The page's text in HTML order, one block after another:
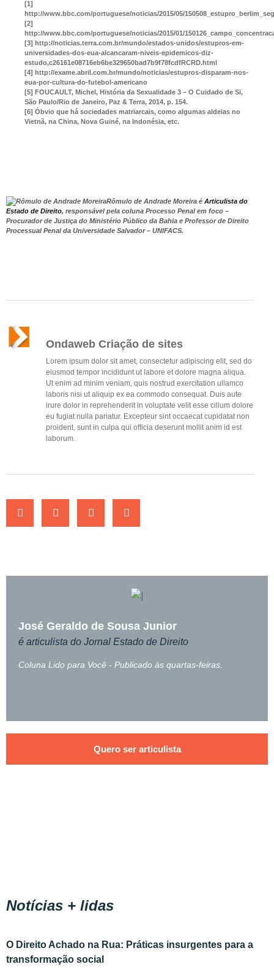
[1]
http://www.bbc.com/portuguese/noticias/2015/05/
[2]
http://www.bbc.com/portuguese/noticias/2015/01/
[3] http://noticias.terra.com.br/mundo/estados-unidos/estupros-em-
universidades-dos-eua-alcancaram-niveis-epidemicos-diz-
estudo,c26161e08716eb6be329650bad7b9f78fcdfRCRD.html
[4] http://exame.abril.com.br/mundo/noticias/estupros-disparam-nos-
eua-por-cultura-do-futebol-americano
[5] FOUCAULT, Michel, História da Sexualidade 3 – O Cuidado de Si,
São Paulo/Rio de Janeiro, Paz & Terra, 2014, p. 154.
[6] Óbvio que há sociedades matriarcais, como algumas aldeias no
Vietnã, na China, Nova Guiné, na Indonésia, etc.
Rômulo de Andrade Moreira é Articulista do
Estado de Direito, responsável pela coluna Processo Penal em foco –
Procurador de Justiça do Ministério Público da Bahia e Professor de Direito
Processual Penal da Universidade Salvador – UNIFACS.
Ondaweb Criação de sites
Lorem ipsum dolor sit amet, consectetur adipiscing elit, sed do
eiusmod tempor incididunt ut labore et dolore magna aliqua.
Ut enim ad minim veniam, quis nostrud exercitation ullamco
laboris nisi ut aliquip ex ea commodo consequat. Duis aute
irure dolor in reprehenderit in voluptate velit esse cillum dolore
eu fugiat nulla pariatur. Excepteur sint occaecat cupidatat non
proident, sunt in culpa qui officia deserunt mollit anim id est
laborum.
Coluna Lido para Você - Publicado às quartas-feiras.
José Geraldo de Sousa Junior
é articulista do Jornal Estado de Direito
Quero ser articulista
Notícias + lidas
O Direito Achado na Rua: Práticas insurgentes para a
transformação social